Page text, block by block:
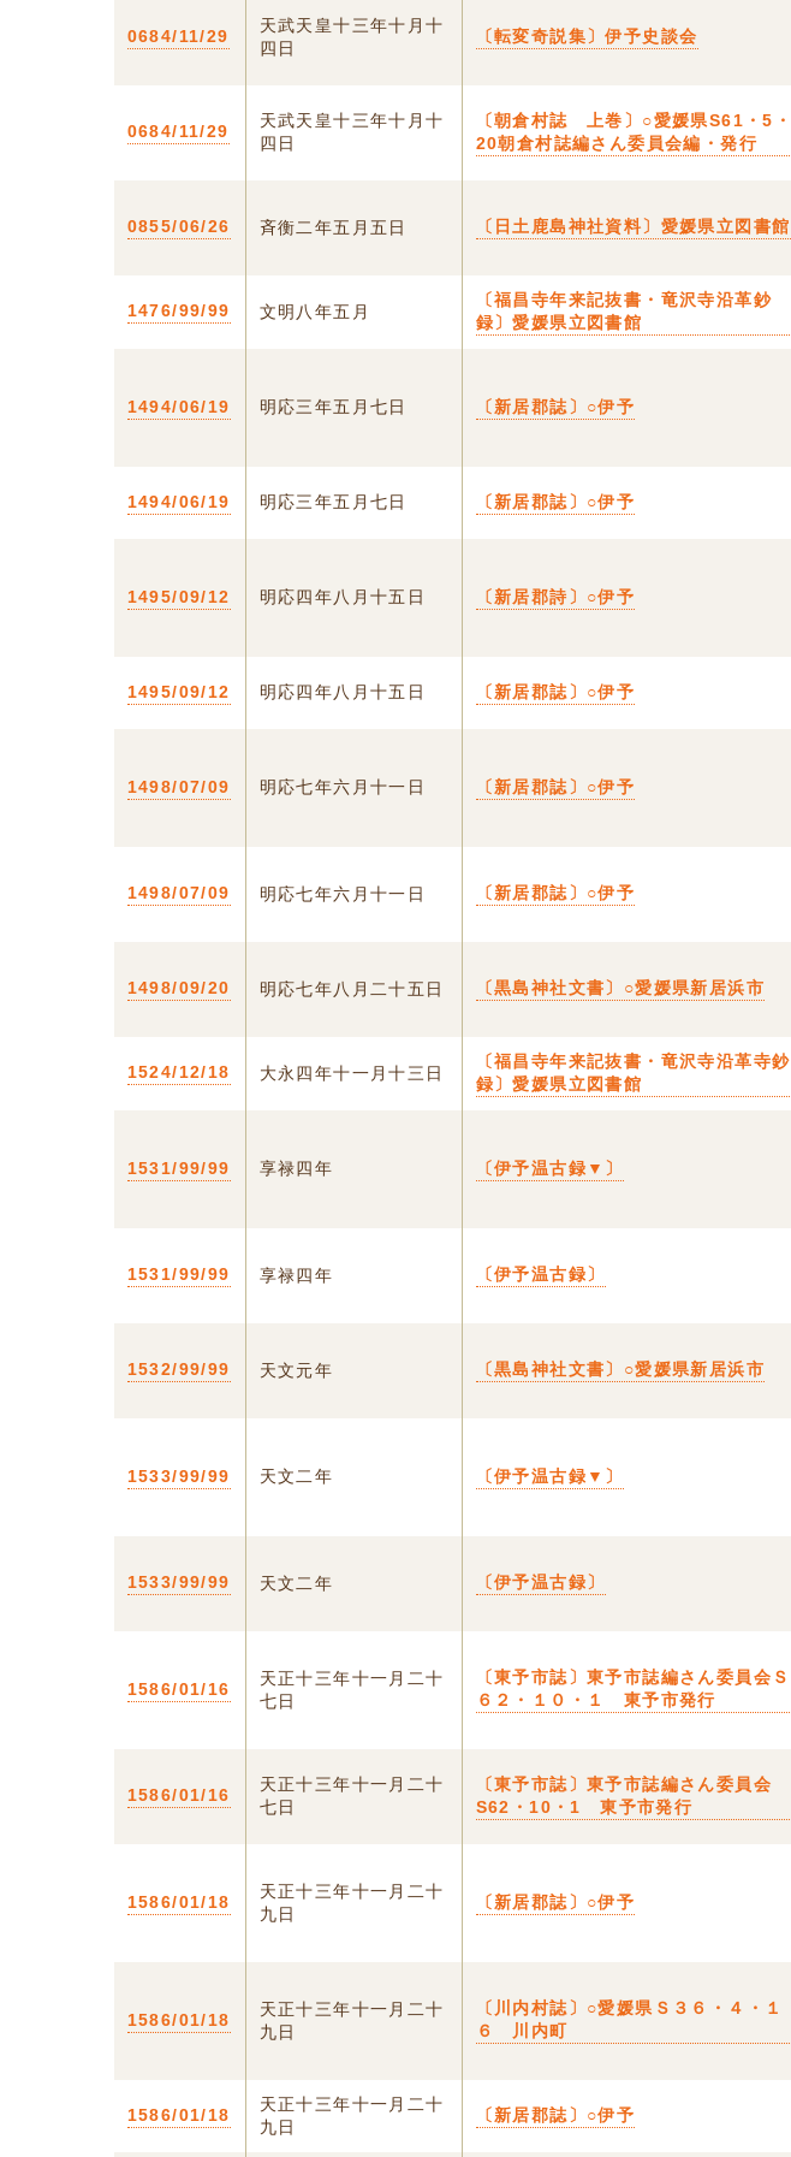
0684/11/29
天武天皇十三年十月十
四日
〔転変奇説集〕伊予史談会
0684/11/29
天武天皇十三年十月十
四日
〔朝倉村誌 上巻〕○愛媛県S61・5・
20朝倉村誌編さん委員会編・発行
0855/06/26 斉衡二年五月五日 〔日土鹿島神社資料〕愛媛県立図書館
1476/99/99 文明八年五月
〔福昌寺年来記抜書・竜沢寺沿革鈔
録〕愛媛県立図書館
1494/06/19 明応三年五月七日 〔新居郡誌〕○伊予
1494/06/19 明応三年五月七日 〔新居郡誌〕○伊予
1495/09/12 明応四年八月十五日 〔新居郡詩〕○伊予
1495/09/12 明応四年八月十五日 〔新居郡誌〕○伊予
1498/07/09 明応七年六月十一日 〔新居郡誌〕○伊予
1498/07/09 明応七年六月十一日 〔新居郡誌〕○伊予
1498/09/20 明応七年八月二十五日 〔黒島神社文書〕○愛媛県新居浜市
1524/12/18 大永四年十一月十三日
〔福昌寺年来記抜書・竜沢寺沿革寺鈔
録〕愛媛県立図書館
1531/99/99 享禄四年 〔伊予温古録▼〕
1531/99/99 享禄四年 〔伊予温古録〕
1532/99/99 天文元年 〔黒島神社文書〕○愛媛県新居浜市
1533/99/99 天文二年 〔伊予温古録▼〕
1533/99/99 天文二年 〔伊予温古録〕
1586/01/16
天正十三年十一月二十
七日
〔東予市誌〕東予市誌編さん委員会Ｓ
６２・１０・１ 東予市発行
1586/01/16
天正十三年十一月二十
七日
〔東予市誌〕東予市誌編さん委員会
S62・10・1 東予市発行
1586/01/18
天正十三年十一月二十
九日
〔新居郡誌〕○伊予
1586/01/18
天正十三年十一月二十
九日
〔川内村誌〕○愛媛県Ｓ３６・４・１
６ 川内町
1586/01/18
天正十三年十一月二十
九日
〔新居郡誌〕○伊予